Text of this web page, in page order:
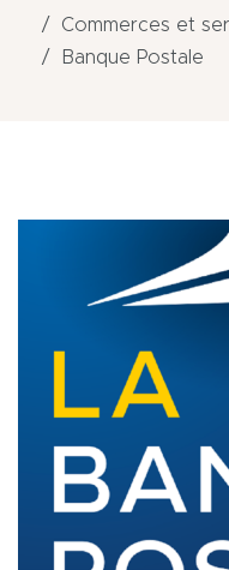
Commerces et
Banque Postale